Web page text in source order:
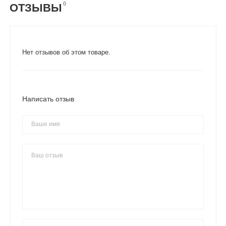
ОТЗЫВЫ 0
Нет отзывов об этом товаре.
Написать отзыв